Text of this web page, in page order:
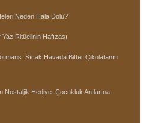
Neden Hala Dolu?
Ritüelinin Hafızası
Sıcak Havada Bitter Çikolatanın
Nostaljik Hediye: Çocukluk Anılarına